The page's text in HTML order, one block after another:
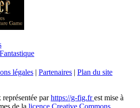
Fantastique
légales | Partenaires | Plan du site
représentée parhttps://g-fig.frest mise à
de la licence Creative Commons